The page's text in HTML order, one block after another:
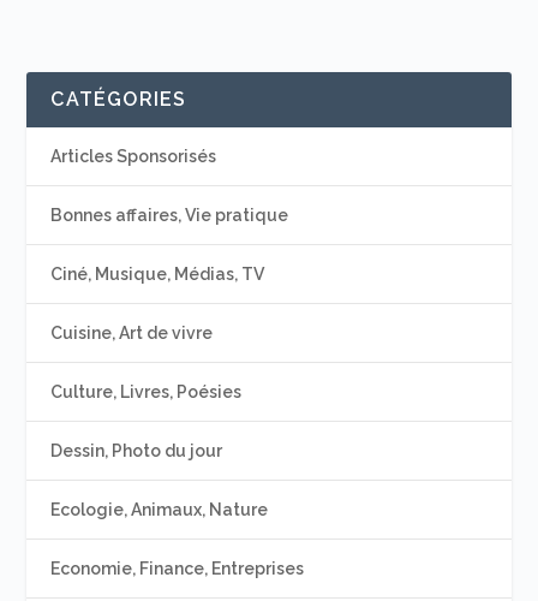
CATÉGORIES
Articles Sponsorisés
Bonnes affaires, Vie pratique
Ciné, Musique, Médias, TV
Cuisine, Art de vivre
Culture, Livres, Poésies
Dessin, Photo du jour
Ecologie, Animaux, Nature
Economie, Finance, Entreprises